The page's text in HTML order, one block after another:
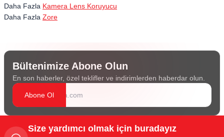
Daha Fazla Kamera Lens Koruyucu
Daha Fazla Zore
Bültenimize Abone Olun
En son haberler, özel teklifler ve indirimlerden haberdar olun.
Abone Ol
Size yardımcı olmak için buradayız